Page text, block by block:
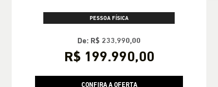
De: R$ 228.790,00